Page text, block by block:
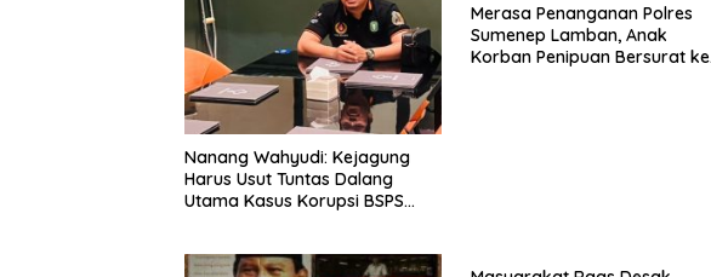
Nanang Wahyudi: Kejagung
Harus Usut Tuntas Dalang
Utama Kasus Korupsi BSPS
Merasa Penanganan Polres
Sumenep Lamban, Anak
Korban Penipuan Bersurat ke